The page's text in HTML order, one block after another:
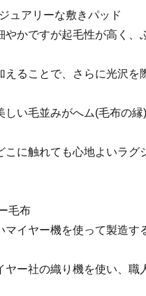
ュアリーな敷きパッド
やかですが起毛性が高く、
ることで、さらに光沢を
しい毛並みがへム(毛布の縁
こに触れても心地よいラグ
毛布
イヤー機を使って製造す
ヤー社の織り機を使い、職